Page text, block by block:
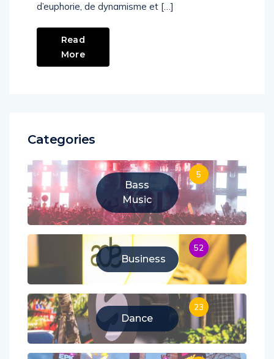
d’euphorie, de dynamisme et […]
Read
More
Categories
Bass
Music
5
Business
52
Dance
23